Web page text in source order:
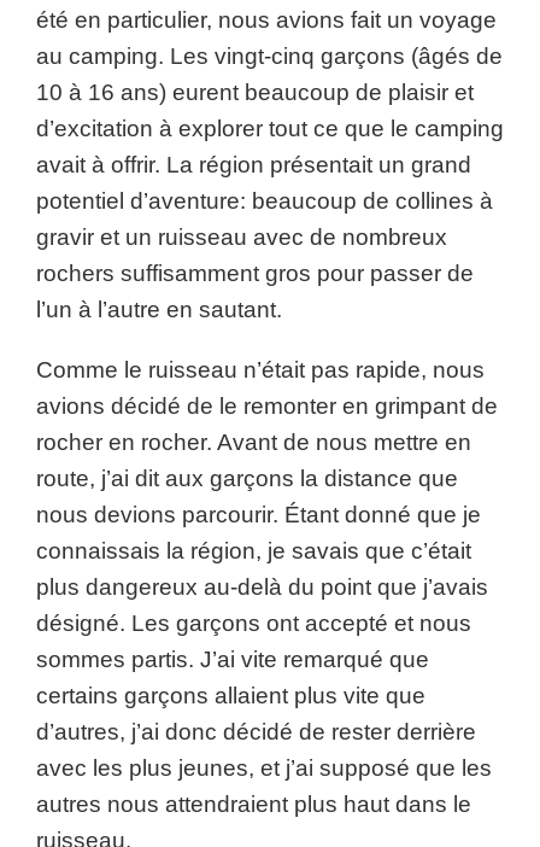
été en particulier, nous avions fait un voyage
au camping. Les vingt-cinq garçons (âgés de
10 à 16 ans) eurent beaucoup de plaisir et
d’excitation à explorer tout ce que le camping
avait à offrir. La région présentait un grand
potentiel d’aventure: beaucoup de collines à
gravir et un ruisseau avec de nombreux
rochers suffisamment gros pour passer de
l’un à l’autre en sautant.
Comme le ruisseau n’était pas rapide, nous
avions décidé de le remonter en grimpant de
rocher en rocher. Avant de nous mettre en
route, j’ai dit aux garçons la distance que
nous devions parcourir. Étant donné que je
connaissais la région, je savais que c’était
plus dangereux au-delà du point que j’avais
désigné. Les garçons ont accepté et nous
sommes partis. J’ai vite remarqué que
certains garçons allaient plus vite que
d’autres, j’ai donc décidé de rester derrière
avec les plus jeunes, et j’ai supposé que les
autres nous attendraient plus haut dans le
ruisseau.